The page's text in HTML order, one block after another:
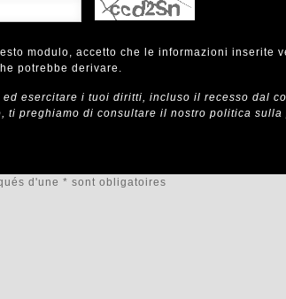
modulo, accetto che le informazioni inserite
potrebbe derivare.
ed esercitare i tuoi diritti, incluso il recesso dal
ti preghiamo di consultare il nostro politica sulla
d'une * sont obligatoires